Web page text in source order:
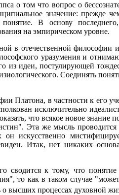
о том что вопрос о
значение: прежде
понятие. В основу
на эмпирическом уровне.
в отечественной философии
уразумения и
из идеи, постулирующей
Соединять
Платона, в частности к его
исключительно
что всякое новое
Эта же мысль
искусственно
Итак, нет никаких
сводится к тому, что
то как в таком случае
о высших процессах духовной